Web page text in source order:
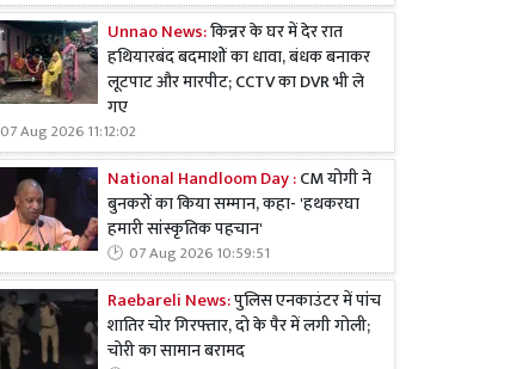
Unnao News:किन्नर के घर में देर रात
हथियारबंद बदमाशों का धावा, बंधक बनाकर
लूटपाट और मारपीट; CCTV का DVR भी ले
गए
07 Aug 2026 11:12:02
National Handloom Day :CM योगी ने
बुनकरों का किया सम्मान, कहा- 'हथकरघा
हमारी सांस्कृतिक पहचान'
07 Aug 2026 10:59:51
Raebareli News:पुलिस एनकाउंटर में पांच
शातिर चोर गिरफ्तार, दो के पैर में लगी गोली;
चोरी का सामान बरामद